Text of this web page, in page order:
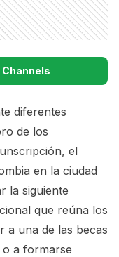
diferentes
de los
el
en la ciudad
la siguiente
que reúna los
a una de las becas
a formarse